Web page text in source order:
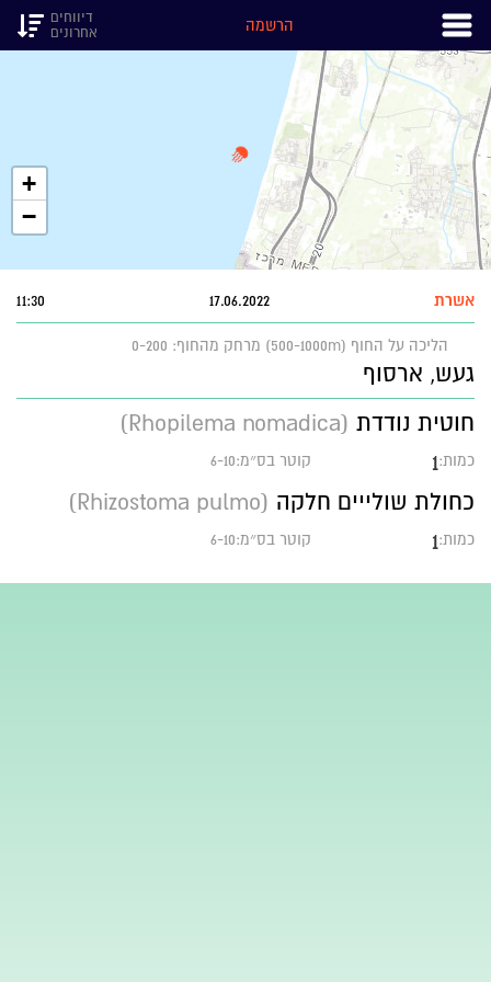
הרשמה
דיווחים
אחרונים
+
−
אשרת 17.06.2022
11:30
הליכה על החוף (500-1000m) מרחק מהחוף: 0-200
געש, ארסוף
חוטית נודדת (Rhopilema nomadica)
כמות:1 קוטר בס״מ:6-10
כחולת שולייים חלקה (Rhizostoma pulmo)
כמות:1 קוטר בס״מ:6-10